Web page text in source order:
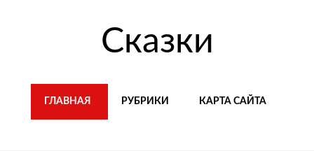
Сказки
ГЛАВНАЯ РУБРИКИ КАРТА САЙТА